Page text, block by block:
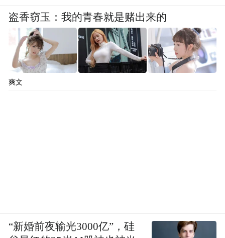
盗香窃玉：我的青春就是赌出来的
爽文
“新婚前夜输光3000亿”，硅